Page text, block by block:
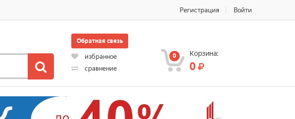
Регистрация Войти
Обратная связь
избранное
сравнение
0 Корзина:
0